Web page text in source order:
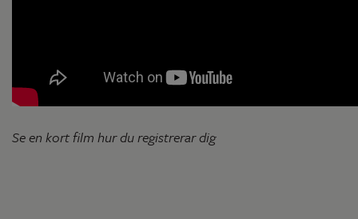
Se en kort film hur du registrerar dig